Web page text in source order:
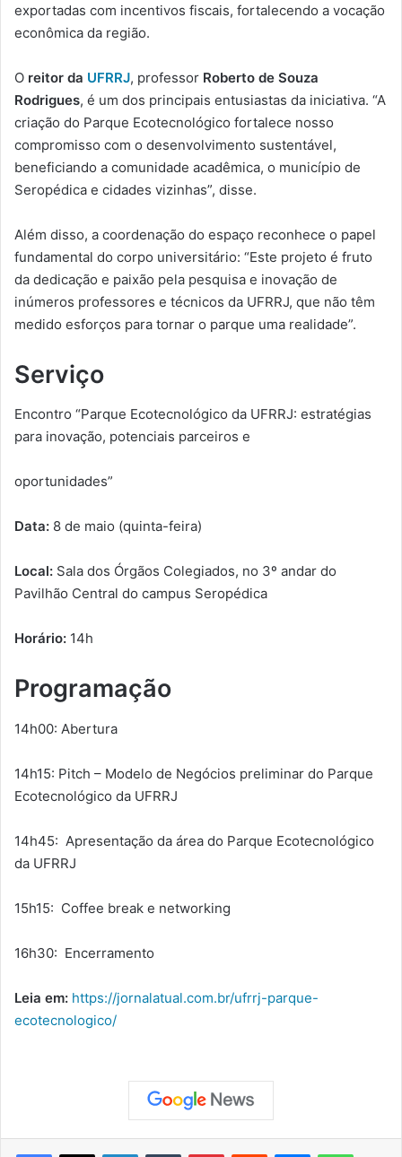
exportadas com incentivos fiscais, fortalecendo a vocação
econômica da região.
O reitor da UFRRJ, professor Roberto de Souza
Rodrigues, é um dos principais entusiastas da iniciativa. “A
criação do Parque Ecotecnológico fortalece nosso
compromisso com o desenvolvimento sustentável,
beneficiando a comunidade acadêmica, o município de
Seropédica e cidades vizinhas”, disse.
Além disso, a coordenação do espaço reconhece o papel
fundamental do corpo universitário: “Este projeto é fruto
da dedicação e paixão pela pesquisa e inovação de
inúmeros professores e técnicos da UFRRJ, que não têm
medido esforços para tornar o parque uma realidade”.
Serviço
Encontro “Parque Ecotecnológico da UFRRJ: estratégias
para inovação, potenciais parceiros e
oportunidades”
Data: 8 de maio (quinta-feira)
Local: Sala dos Órgãos Colegiados, no 3º andar do
Pavilhão Central do campus Seropédica
Horário: 14h
Programação
14h00: Abertura
14h15: Pitch – Modelo de Negócios preliminar do Parque
Ecotecnológico da UFRRJ
14h45: Apresentação da área do Parque Ecotecnológico
da UFRRJ
15h15: Coffee break e networking
16h30: Encerramento
Leia em: https://jornalatual.com.br/ufrrj-parque-
ecotecnologico/